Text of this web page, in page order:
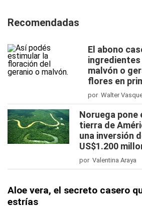
Recomendadas
El abono
ingredientes
malvón o
flores en
por Walter
Noruega pone
tierra de
una inversión
US$1.200
por Valentina Araya
Aloe vera, el secreto casero
estrías